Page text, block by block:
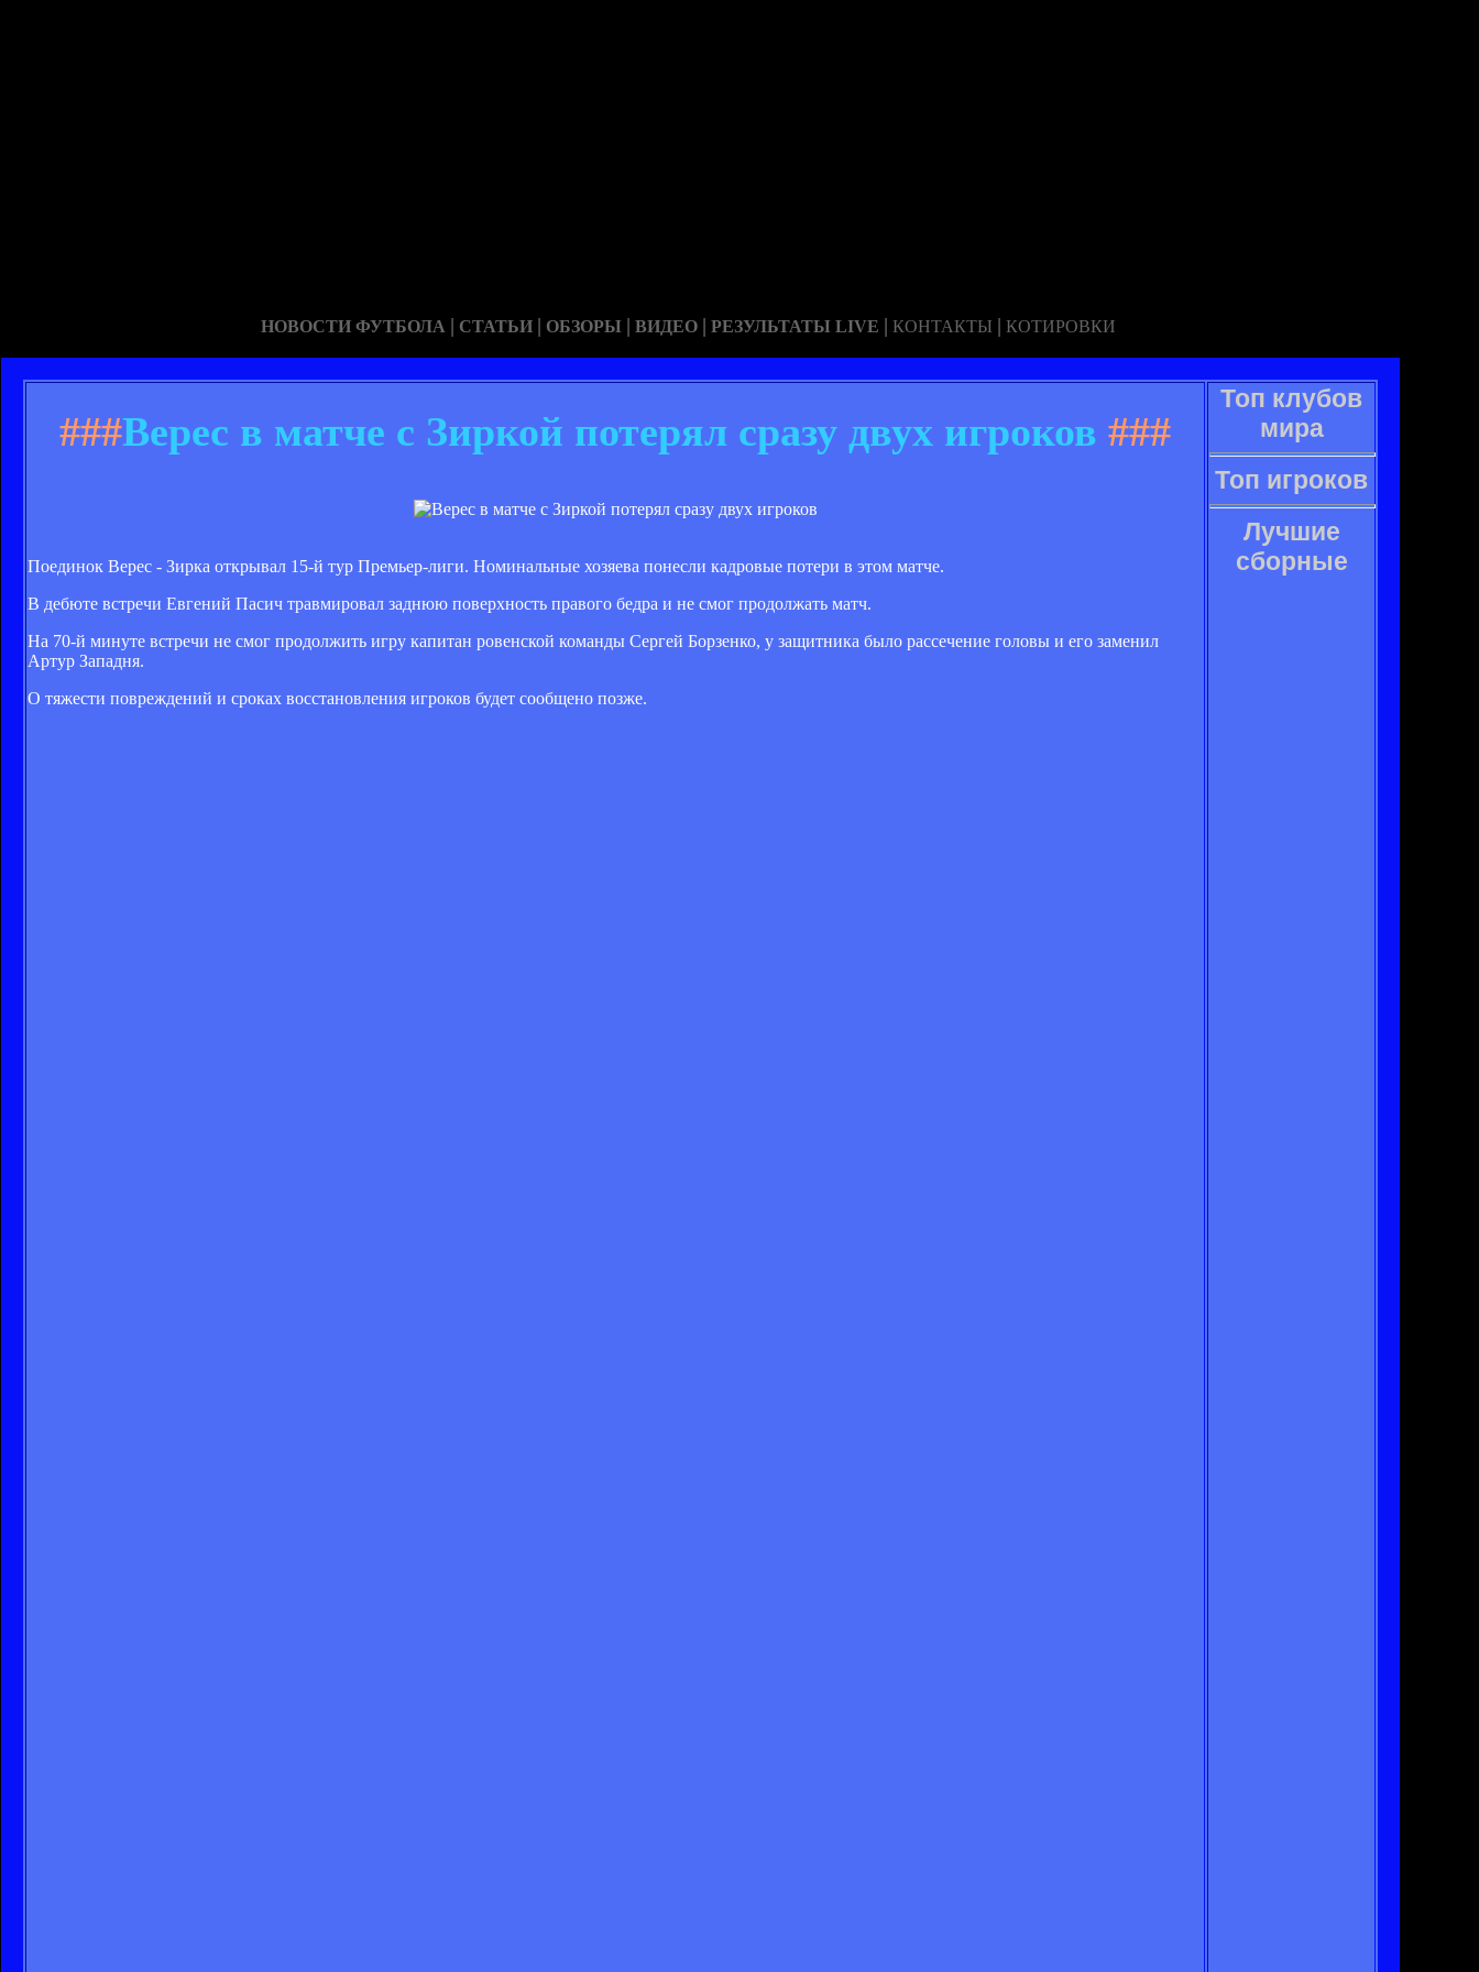
НОВОСТИ ФУТБОЛА | СТАТЬИ | ОБЗОРЫ | ВИДЕО | РЕЗУЛЬТАТЫ LIVE | КОНТАКТЫ | КОТИРОВКИ
###Верес в матче с Зиркой потерял сразу двух игроков ###
Поединок Верес - Зирка открывал 15-й тур Премьер-лиги. Номинальные хозяева понесли кадровые потери в этом матче.
В дебюте встречи Евгений Пасич травмировал заднюю поверхность правого бедра и не смог продолжать матч.
На 70-й минуте встречи не смог продолжить игру капитан ровенской команды Сергей Борзенко, у защитника было рассечение головы и его заменил
Артур Западня.
О тяжести повреждений и сроках восстановления игроков будет сообщено позже.
Топ клубов
мира
Топ игроков
Лучшие
сборные